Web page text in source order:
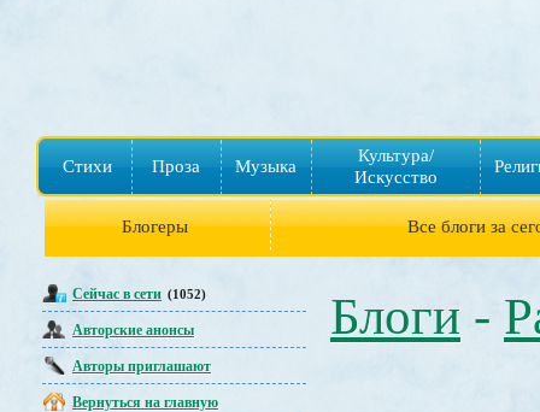
Стихи Проза Музыка
Культура/
Искусство
Блогеры Все блоги за
Сейчас в сети (1052)
Авторские анонсы
Авторы приглашают
Вернуться на главную
Блоги -